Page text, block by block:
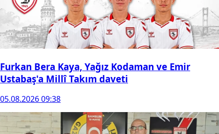
Furkan Bera Kaya, Yağız Kodaman ve Emir
Ustabaş'a Millî Takım daveti
05.08.2026 09:38